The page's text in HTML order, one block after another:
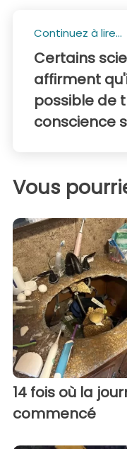
Continuez à lire...
Certains
affirment
possible de
conscience
Vous
14 fois où la
commencé